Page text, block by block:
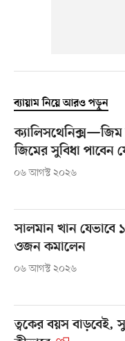
ব্যায়াম নিয়ে আরও পড়ুন
জিমের সুবিধা পাবেন
০৬ আগস্ট ২০২৬
সালমান খান যেভাবে
ওজন কমালেন
০৬ আগস্ট ২০২৬
ত্বকের বয়স বাড়বেই,